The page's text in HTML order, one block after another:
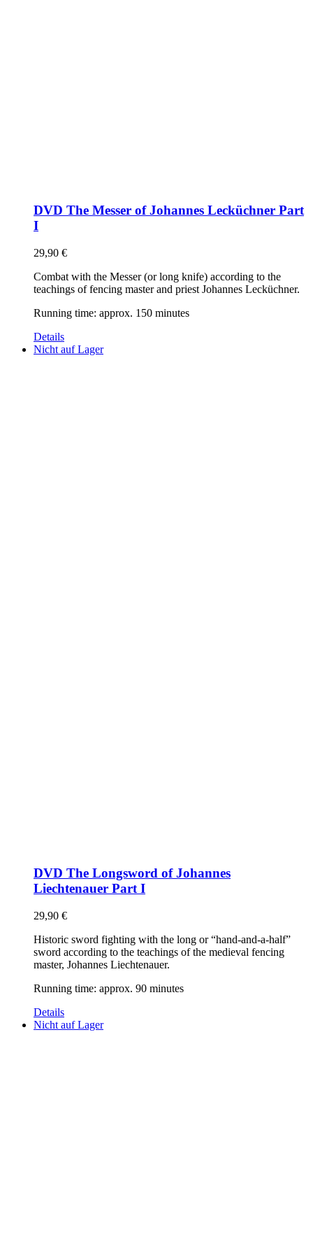
DVD The Messer of Johannes Lecküchner Part
I
29,90 €
Combat with the Messer (or long knife) according to the
teachings of fencing master and priest Johannes Lecküchner.
Running time: approx. 150 minutes
Details
Nicht auf Lager
DVD The Longsword of Johannes
Liechtenauer Part I
29,90 €
Historic sword fighting with the long or “hand-and-a-half”
sword according to the teachings of the medieval fencing
master, Johannes Liechtenauer.
Running time: approx. 90 minutes
Details
Nicht auf Lager